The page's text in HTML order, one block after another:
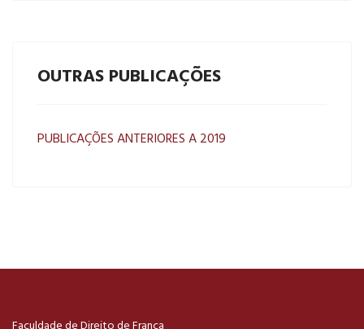
OUTRAS PUBLICAÇÕES
PUBLICAÇÕES ANTERIORES A 2019